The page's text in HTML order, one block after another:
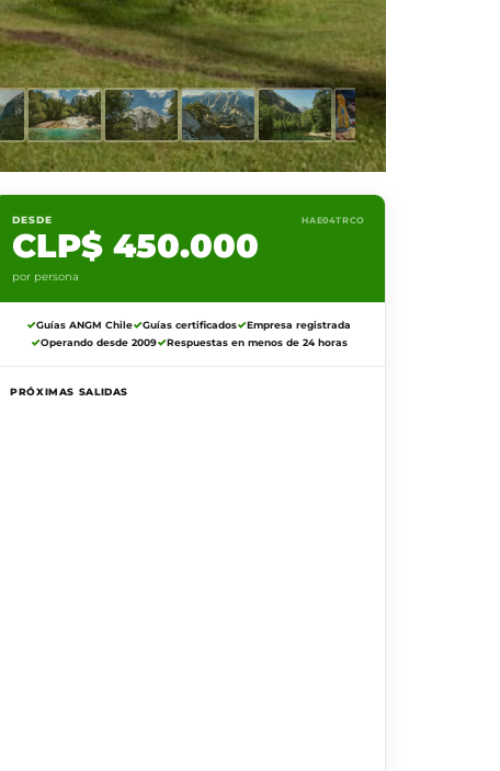
DESDE HAE04TRCO
CLP$ 450.000
por persona
Guías ANGM Chile Guías certificados
Empresa registrada
Operando desde 2009
Respuestas en menos de 24 horas
PRÓXIMAS SALIDAS